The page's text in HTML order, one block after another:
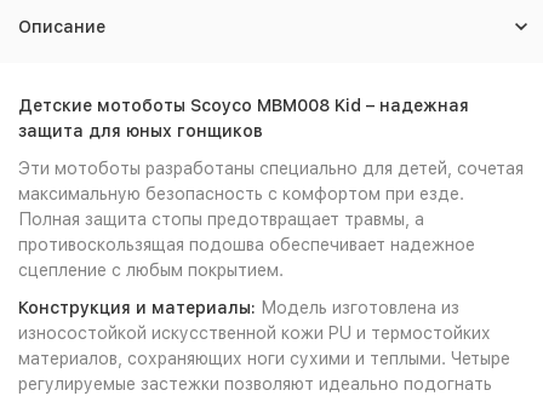
Описание
Детские мотоботы Scoyco MBM008 Kid – надежная
защита для юных гонщиков
Эти мотоботы разработаны специально для детей, сочетая
максимальную безопасность с комфортом при езде.
Полная защита стопы предотвращает травмы, а
противоскользящая подошва обеспечивает надежное
сцепление с любым покрытием.
Конструкция и материалы: Модель изготовлена из
износостойкой искусственной кожи PU и термостойких
материалов, сохраняющих ноги сухими и теплыми. Четыре
регулируемые застежки позволяют идеально подогнать